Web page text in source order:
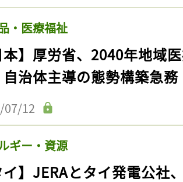
・医療福祉
本】厚労省、2040年地域
治体主導の態勢構築急務
07/12
ギー・資源
イ】JERAとタイ発電公社
記事をお気に入りに
ログインが必